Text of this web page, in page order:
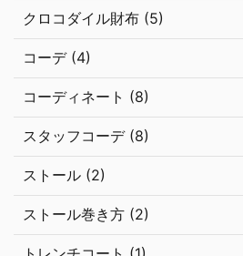
クロコダイル財布 (5)
コーデ (4)
コーディネート (8)
スタッフコーデ (8)
ストール (2)
ストール巻き方 (2)